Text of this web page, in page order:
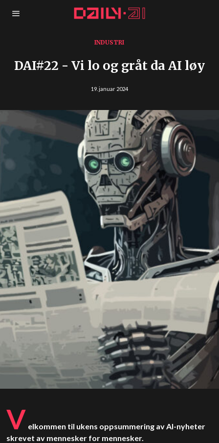
INDUSTRI
DAI#22 - Vi lo og gråt da AI løy
19. januar 2024
V elkommen til ukens oppsummering av AI-nyheter
skrevet av mennesker for mennesker.